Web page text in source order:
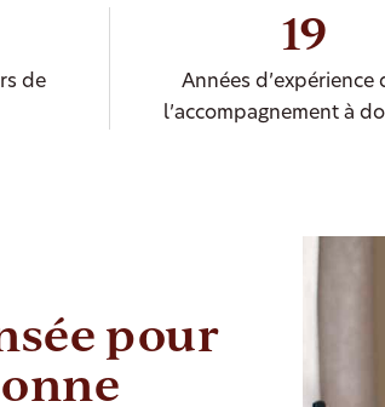
de
19
Années d’expérience
l’accompagnement à
pour